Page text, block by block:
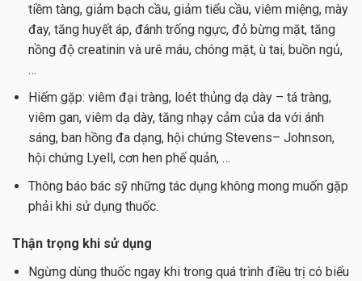
tiềm tàng, giảm bạch cầu, giảm tiểu cầu, viêm miệng, mày
đay, tăng huyết áp, đánh trống ngực, đỏ bừng mặt, tăng
nồng độ creatinin và urê máu, chóng mặt, ù tai, buồn ngủ,
…
Hiếm gặp: viêm đại tràng, loét thủng dạ dày – tá tràng,
viêm gan, viêm dạ dày, tăng nhạy cảm của da với ánh
sáng, ban hồng đa dạng, hội chứng Stevens– Johnson,
hội chứng Lyell, cơn hen phế quản, …
Thông báo bác sỹ những tác dụng không mong muốn gặp
phải khi sử dụng thuốc.
Thận trọng khi sử dụng
Ngừng dùng thuốc ngay khi trong quá trình điều trị có biểu